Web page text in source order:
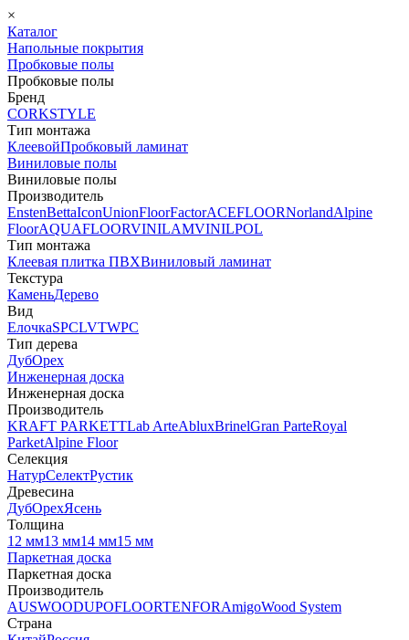
×
Каталог
Напольные покрытия
Пробковые полы
Пробковые полы
Бренд
CORKSTYLE
Тип монтажа
КлеевойПробковый ламинат
Виниловые полы
Виниловые полы
Производитель
EnstenBettaIconUnionFloorFactorACEFLOORNorlandAlpine
FloorAQUAFLOORVINILAMVINILPOL
Тип монтажа
Клеевая плитка ПВХВиниловый ламинат
Текстура
КаменьДерево
Вид
ЕлочкаSPCLVTWPC
Тип дерева
ДубОрех
Инженерная доска
Инженерная доска
Производитель
KRAFT PARKETTLab ArteAbluxBrinelGran ParteRoyal
ParketAlpine Floor
Селекция
НатурСелектРустик
Древесина
ДубОрехЯсень
Толщина
12 мм13 мм14 мм15 мм
Паркетная доска
Паркетная доска
Производитель
AUSWOODUPOFLOORTENFORAmigoWood System
Страна